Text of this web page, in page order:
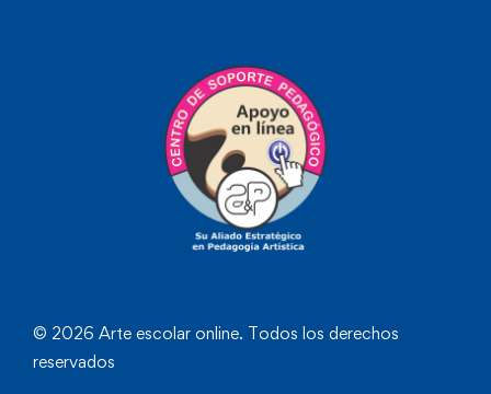
© 2026 Arte escolar online. Todos los derechos
reservados